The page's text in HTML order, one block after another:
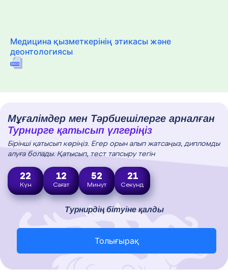
Медицина қызметкерінің этикасы және
деонтологиясы
Мұғалімдер мен Тәрбиешілерге арналған
Турнирге қатысып үлгеріңіз
Бірінші қатысып көріңіз. Егер орын алып жатсаңыз, дипломды
алуға болады. Қатысып, тест тапсыру тегін
22
Күн
12
Сағат
52
Минут
20
Секунд
Турнирдің бітуіне қалды
Толығырақ